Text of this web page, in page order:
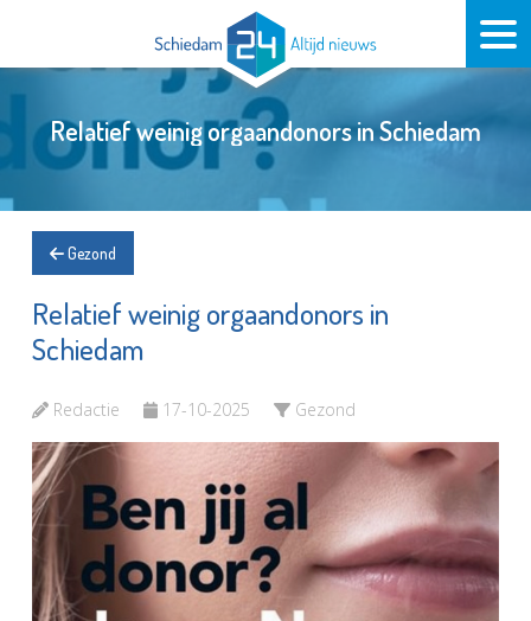
Relatief weinig orgaandonors in Schiedam
Gezond
Relatief weinig orgaandonors in
Schiedam
Redactie 17-10-2025 Gezond